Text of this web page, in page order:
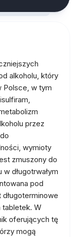
alkoholu, który
Polsce, w tym
przez
wymioty
zmuszony do
długotrwałym
pod
tabletek. W
oferujących tę
mogą